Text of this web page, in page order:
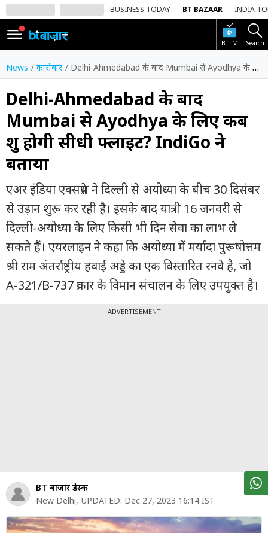
BUSINESS TODAY BT BAZAAR INDIA
BT TV Search
SIGN
IN
Dark
Mode
होम
शेयर
बाज़ार
वीडियो
ट्रेंडिंग
बिजनेस
न्यूज
पर्सनल
फाइनेंस
बिजनेस
न्यूज
वीडियो
News कारोबार Delhi-Ahmedabad के बाद Mumbai से Ayodhya के लिए कब शुरू होगी सीधी फ्लाइट? IndiGo ने बताया
Delhi-Ahmedabad के बाद
Mumbai से Ayodhya के लिए कब
शुरू होगी सीधी फ्लाइट? IndiGo ने
बताया
एअर इंडिया एक्सप्रेस ने दिल्ली से अयोध्या के बीच 30 दिसंबर
से उड़ान शुरू कर रही है। इसके बाद यात्री 16 जनवरी से
दिल्ली-अयोध्या के लिए किसी भी दिन सेवा का लाभ ले
सकते हैं। एयरलाइन ने कहा कि अयोध्या में मर्यादा पुरूषोत्तम
श्री राम अंतर्राष्ट्रीय हवाई अड्डे का एक विस्तारित रनवे है, जो
A-321/B-737 प्रकार के विमान संचालन के लिए उपयुक्त है।
ADVERTISEMENT
BT बाज़ार डेस्क
New Delhi, UPDATED: Dec 27, 2023 16:14 IST